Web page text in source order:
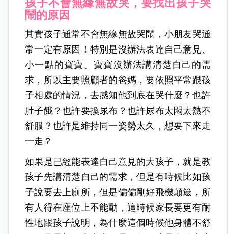
孩子不會無緣無故哭，要找出孩子哭
鬧的原因
其實孩子通常不會無緣無故哭鬧，小朋友哭通
常一定有原因！特別是沒辦法表達自己意見、
小一點的寶寶。寶寶沒辦法講清楚自己的需
求，所以主要照顧者的爸媽，要依照平常跟孩
子相處的情況，去感知他到底在哭什麼？也許
肚子餓？也許要換尿布？也許尿布太悶太熱不
舒服？也許是維持同一姿勢太久，想要下來走
一走？
如果是已經能表達自己意見的大孩子，就是教
孩子先講清楚自己的需求，但是有時候比如孩
子說要去上廁所，但是偏偏剛好飛機顛簸，所
有人得在座位上不能動，這時候家長要更有耐
性地跟孩子說明，為什麼這個時候他身體不舒